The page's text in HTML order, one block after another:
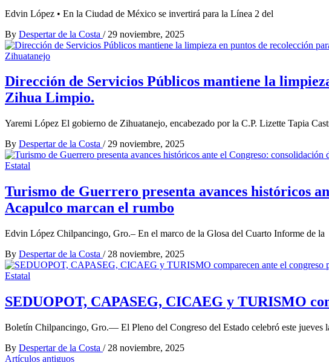
Edvin López • En la Ciudad de México se invertirá para la Línea 2 del
By Despertar de la Costa / 29 noviembre, 2025
Zihuatanejo
Dirección de Servicios Públicos mantiene la
Zihua Limpio.
Yaremi López El gobierno de Zihuatanejo, encabezado por la C.P. Lizette Tapia
By Despertar de la Costa / 29 noviembre, 2025
Estatal
Turismo de Guerrero presenta avances históricos
Acapulco marcan el rumbo
Edvin López Chilpancingo, Gro.– En el marco de la Glosa del Cuarto Informe de la
By Despertar de la Costa / 28 noviembre, 2025
Estatal
SEDUOPOT, CAPASEG, CICAEG y TURISMO
Boletín Chilpancingo, Gro.— El Pleno del Congreso del Estado celebró este jueves
By Despertar de la Costa / 28 noviembre, 2025
Artículos antiguos